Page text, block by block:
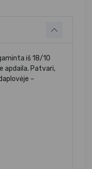
iš 18/10
apdaila. Patvari,
–